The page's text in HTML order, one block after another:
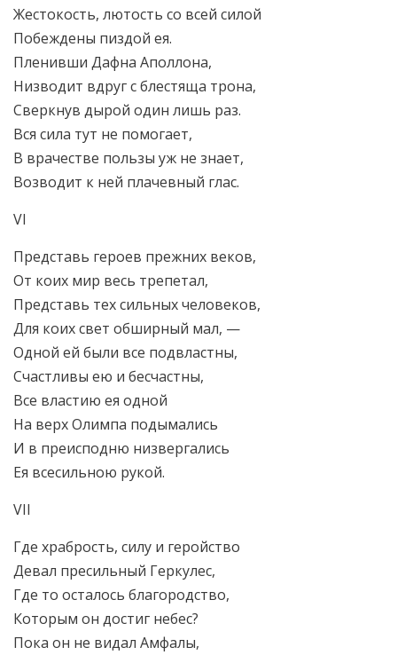
Жестокость, лютость со всей силой
Побеждены пиздой ея.
Пленивши Дафна Аполлона,
Низводит вдруг с блестяща трона,
Сверкнув дырой один лишь раз.
Вся сила тут не помогает,
В врачестве пользы уж не знает,
Возводит к ней плачевный глас.
VI
Представь героев прежних веков,
От коих мир весь трепетал,
Представь тех сильных человеков,
Для коих свет обширный мал, —
Одной ей были все подвластны,
Счастливы ею и бесчастны,
Все властию ея одной
На верх Олимпа подымались
И в преисподню низвергались
Ея всесильною рукой.
VII
Где храбрость, силу и геройство
Девал пресильный Геркулес,
Где то осталось благородство,
Которым он достиг небес?
Пока он не видал Амфалы,